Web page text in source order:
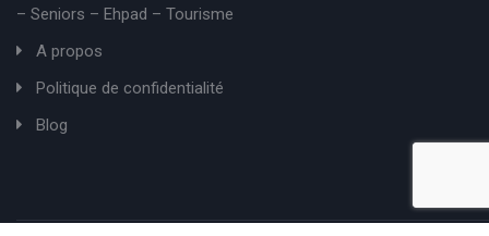
– Seniors – Ehpad – Tourisme
A propos
Politique de confidentialité
Blog